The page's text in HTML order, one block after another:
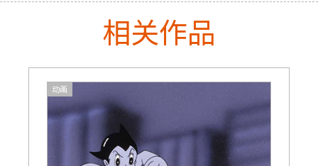
相关作品
动画